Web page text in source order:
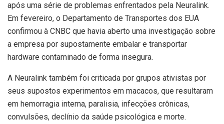
após uma série de problemas enfrentados pela Neuralink.
Em fevereiro, o Departamento de Transportes dos EUA
confirmou à CNBC que havia aberto uma investigação sobre
a empresa por supostamente embalar e transportar
hardware contaminado de forma insegura.
A Neuralink também foi criticada por grupos ativistas por
seus supostos experimentos em macacos, que resultaram
em hemorragia interna, paralisia, infecções crônicas,
convulsões, declínio da saúde psicológica e morte.